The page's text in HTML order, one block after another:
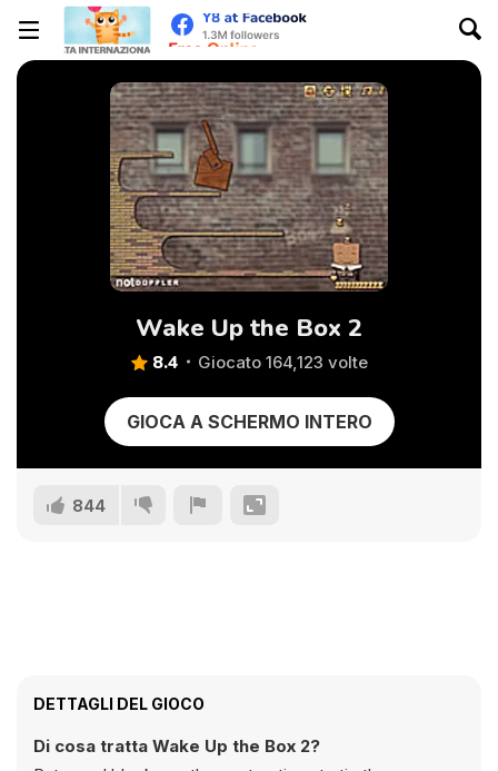
Wake Up the Box 2
8.4 Giocato 164,123 volte
GIOCA A SCHERMO INTERO
844
DETTAGLI DEL GIOCO
Di cosa tratta Wake Up the Box 2?